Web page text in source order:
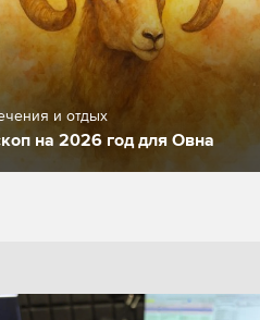
и отдых
на 2026 год для Овна